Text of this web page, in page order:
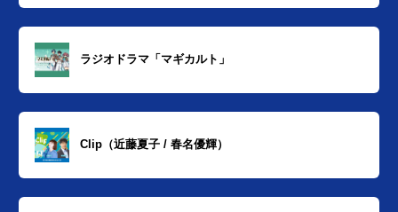
ラジオドラマ「マギカルト」
Clip（近藤夏子 / 春名優輝）